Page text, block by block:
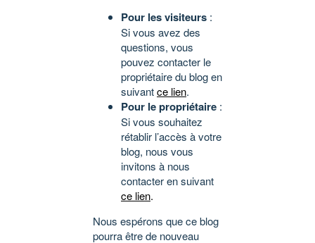
Pour les visiteurs :
Si vous avez des
questions, vous
pouvez contacter le
propriétaire du blog en
suivantce lien.
Pour le propriétaire :
Si vous souhaitez
rétablir l’accès à votre
blog, nous vous
invitons à nous
contacter en suivant
ce lien.
Nous espérons que ce blog
pourra être de nouveau